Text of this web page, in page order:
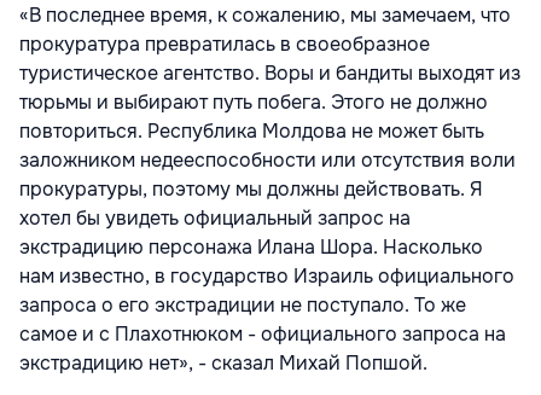
«В последнее время, к сожалению, мы замечаем, что
прокуратура превратилась в своеобразное
туристическое агентство. Воры и бандиты выходят из
тюрьмы и выбирают путь побега. Этого не должно
повториться. Республика Молдова не может быть
заложником недееспособности или отсутствия воли
прокуратуры, поэтому мы должны действовать. Я
хотел бы увидеть официальный запрос на
экстрадицию персонажа Илана Шора. Насколько
нам известно, в государство Израиль официального
запроса о его экстрадиции не поступало. То же
самое и с Плахотнюком - официального запроса на
экстрадицию нет», - сказал Михай Попшой.